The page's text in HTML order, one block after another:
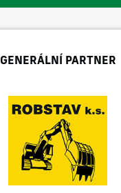
GENERÁLNÍ PARTNER